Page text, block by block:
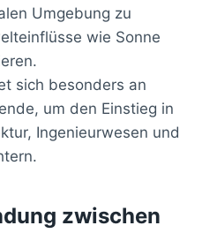
Umgebung zu
wie Sonne
sich besonders an
um den Einstieg in
Ingenieurwesen und
zwischen